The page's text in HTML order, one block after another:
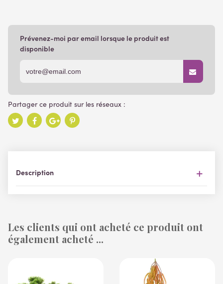
Prévenez-moi par email lorsque le produit est
disponible
Description
Les clients qui ont acheté ce produit ont
également acheté ...